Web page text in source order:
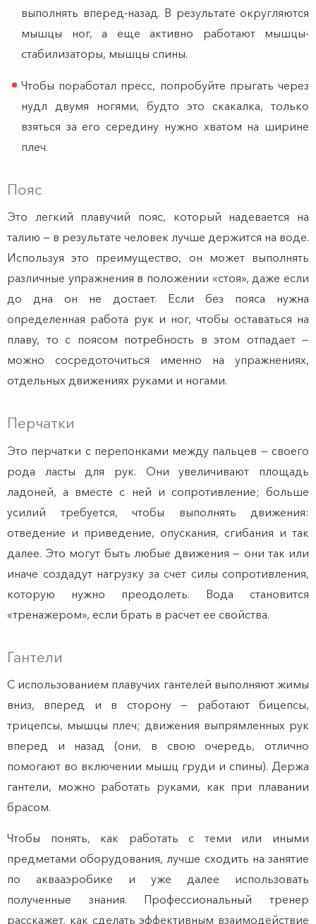
выполнять вперед-назад. В результате округляются
мышцы ног, а еще активно работают мышцы-
стабилизаторы, мышцы спины.
Чтобы поработал пресс, попробуйте прыгать через
нудл двумя ногями, будто это скакалка, только
взяться за его середину нужно хватом на ширине
плеч.
Пояс
Это легкий плавучий пояс, который надевается на
талию — в результате человек лучше держится на воде.
Используя это преимущество, он может выполнять
различные упражнения в положении «стоя», даже если
до дна он не достает. Если без пояса нужна
определенная работа рук и ног, чтобы оставаться на
плаву, то с поясом потребность в этом отпадает —
можно сосредоточиться именно на упражнениях,
отдельных движениях руками и ногами.
Перчатки
Это перчатки с перепонками между пальцев — своего
рода ласты для рук. Они увеличивают площадь
ладоней, а вместе с ней и сопротивление; больше
усилий требуется, чтобы выполнять движения:
отведение и приведение, опускания, сгибания и так
далее. Это могут быть любые движения — они так или
иначе создадут нагрузку за счет силы сопротивления,
которую нужно преодолеть. Вода становится
«тренажером», если брать в расчет ее свойства.
Гантели
С использованием плавучих гантелей выполняют жимы
вниз, вперед и в сторону — работают бицепсы,
трицепсы, мышцы плеч; движения выпрямленных рук
вперед и назад (они, в свою очередь, отлично
помогают во включении мышц груди и спины). Держа
гантели, можно работать руками, как при плавании
брасом.
Чтобы понять, как работать с теми или иными
предметами оборудования, лучше сходить на занятие
по аквааэробике и уже далее использовать
полученные знания. Профессиональный тренер
расскажет, как сделать эффективным взаимодействие